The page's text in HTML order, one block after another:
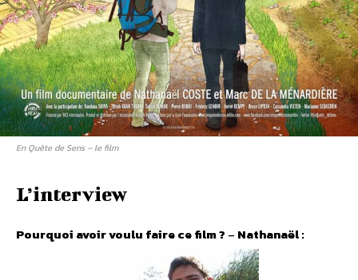
En Quête de Sens – le film
L’interview
Pourquoi avoir voulu faire ce film ? – Nathanaël :